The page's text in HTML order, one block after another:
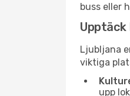
buss eller
Upptäck
Ljubljana
viktiga
upp